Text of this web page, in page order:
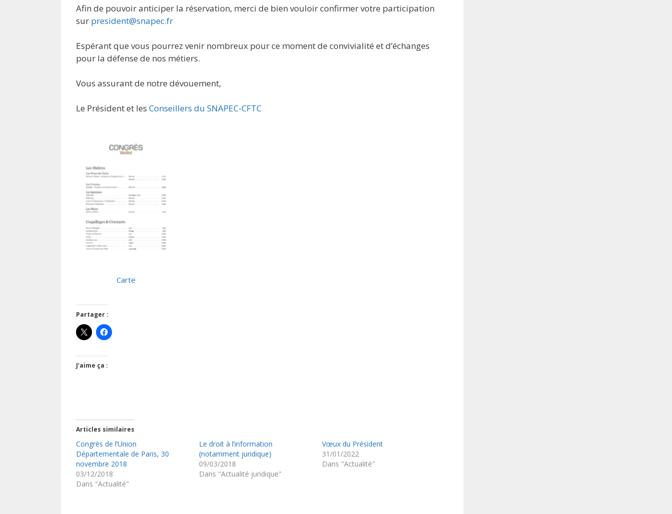
Afin de pouvoir anticiper la réservation, merci de bien vouloir confirmer votre participation
sur president@snapec.fr
Espérant que vous pourrez venir nombreux pour ce moment de convivialité et d’échanges
pour la défense de nos métiers.
Vous assurant de notre dévouement,
Le Président et les Conseillers du SNAPEC-CFTC
Carte
Partager :
J’aime ça :
Articles similaires
Congrès de l’Union
Départementale de Paris, 30
novembre 2018
03/12/2018
Dans "Actualité"
Le droit à l’information
(notamment juridique)
09/03/2018
Dans "Actualité juridique"
Vœux du Président
31/01/2022
Dans "Actualité"